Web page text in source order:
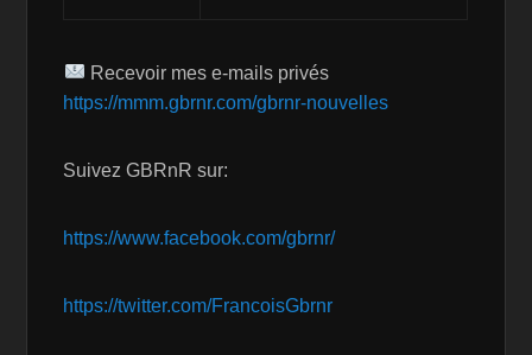
Recevoir mes e-mails privés
https://mmm.gbrnr.com/gbrnr-nouvelles
Suivez GBRnR sur:
https://www.facebook.com/gbrnr/
https://twitter.com/FrancoisGbrnr